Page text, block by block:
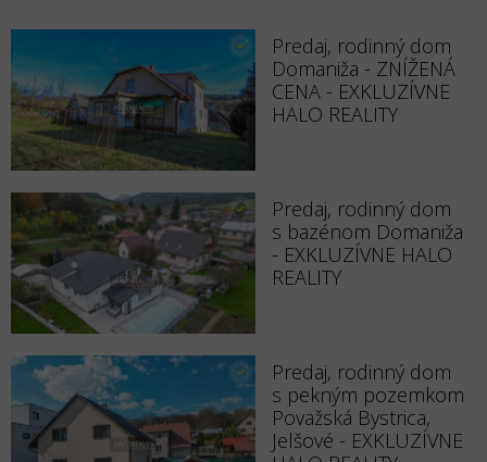
Predaj, rodinný dom
Domaniža - ZNÍŽENÁ
CENA - EXKLUZÍVNE
HALO REALITY
Predaj, rodinný dom
s bazénom Domaniža
- EXKLUZÍVNE HALO
REALITY
Predaj, rodinný dom
s pekným pozemkom
Považská Bystrica,
Jelšové - EXKLUZÍVNE